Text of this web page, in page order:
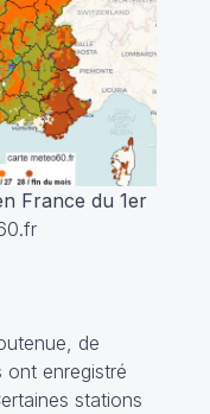
France du 1er
de
ont enregistré
stations